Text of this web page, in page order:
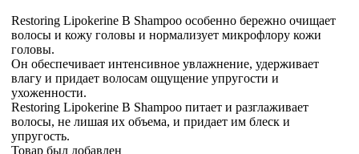
Restoring Lipokerine B Shampoo особенно бережно очищает
волосы и кожу головы и нормализует микрофлору кожи
головы.
Он обеспечивает интенсивное увлажнение, удерживает
влагу и придает волосам ощущение упругости и
ухоженности.
Restoring Lipokerine B Shampoo питает и разглаживает
волосы, не лишая их объема, и придает им блеск и
упругость.
Товар был добавлен